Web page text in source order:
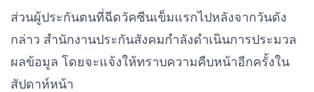
ส่วนผู้ประกันตนที่ฉีดวัคซีนเข็มแรกไปหลังจากวันดัง
กล่าว สำนักงานประกันสังคมกำลังดำเนินการประมวล
ผลข้อมูล โดยจะแจ้งให้ทราบความคืบหน้าอีกครั้งใน
สัปดาห์หน้า